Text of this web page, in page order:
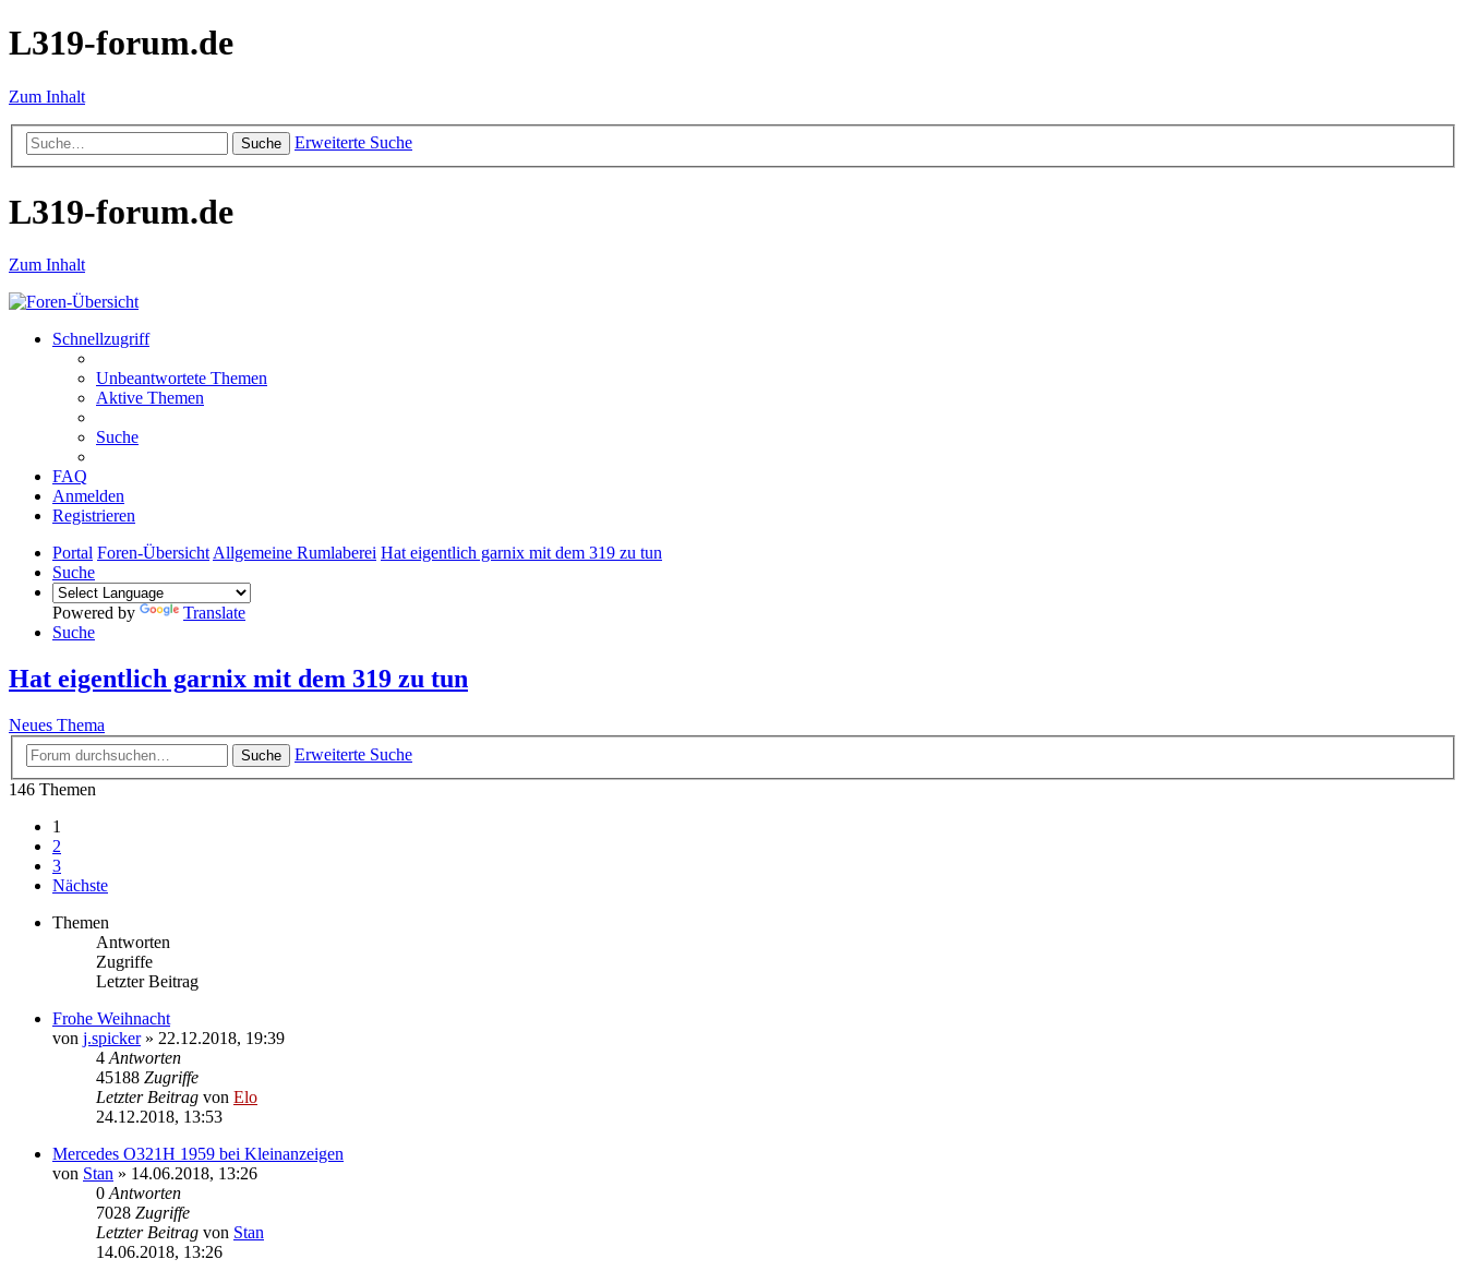
L319-forum.de
Zum Inhalt
Suche Erweiterte Suche
L319-forum.de
Zum Inhalt
Schnellzugriff
Unbeantwortete Themen
Aktive Themen
Suche
FAQ
Anmelden
Registrieren
Portal Foren-Übersicht Allgemeine Rumlaberei Hat eigentlich garnix mit dem 319 zu tun
Suche
Powered by
Translate
Suche
Hat eigentlich garnix mit dem 319 zu tun
Neues Thema
Suche
Erweiterte Suche
146 Themen
1
2
3
Nächste
Themen
Antworten
Zugriffe
Letzter Beitrag
Frohe Weihnacht
von j.spicker» 22.12.2018, 19:39
4 Antworten
45188 Zugriffe
Letzter Beitrag von Elo
24.12.2018, 13:53
Mercedes O321H 1959 bei Kleinanzeigen
von Stan » 14.06.2018, 13:26
0 Antworten
7028 Zugriffe
Letzter Beitrag von Stan
14.06.2018, 13:26